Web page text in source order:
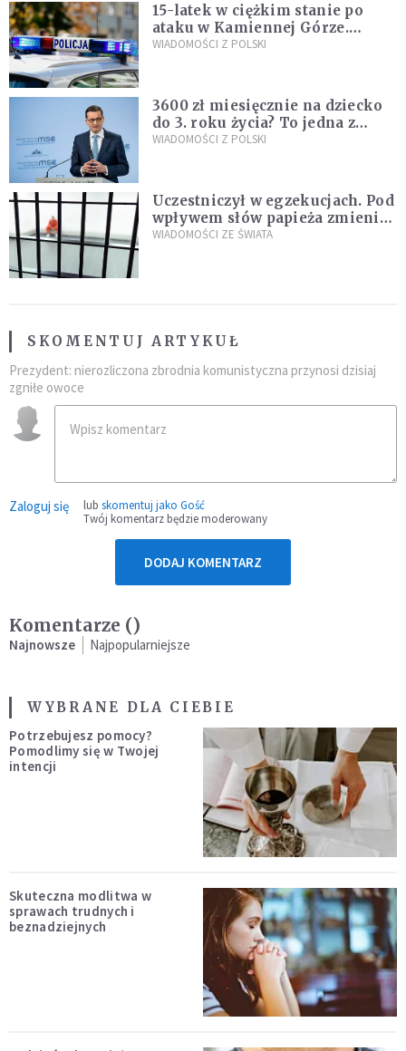
15-latek w ciężkim stanie po
ataku w Kamiennej Górze.
Policja zatrzymała dwóch
WIADOMOŚCI Z POLSKI
3600 zł miesięcznie na dziecko
do 3. roku życia? To jedna z
propozycji programu "Rozwój
WIADOMOŚCI Z POLSKI
Uczestniczył w egzekucjach. Pod
wpływem słów papieża zmienił
zdanie
WIADOMOŚCI ZE ŚWIATA
SKOMENTUJ ARTYKUŁ
Prezydent: nierozliczona zbrodnia komunistyczna przynosi dzisiaj
zgniłe owoce
Zaloguj się lub skomentuj jako Gość
Twój komentarz będzie moderowany
DODAJ KOMENTARZ
Komentarze ()
Najnowsze Najpopularniejsze
WYBRANE DLA CIEBIE
Potrzebujesz pomocy?
Pomodlimy się w Twojej
intencji
Skuteczna modlitwa w
sprawach trudnych i
beznadziejnych